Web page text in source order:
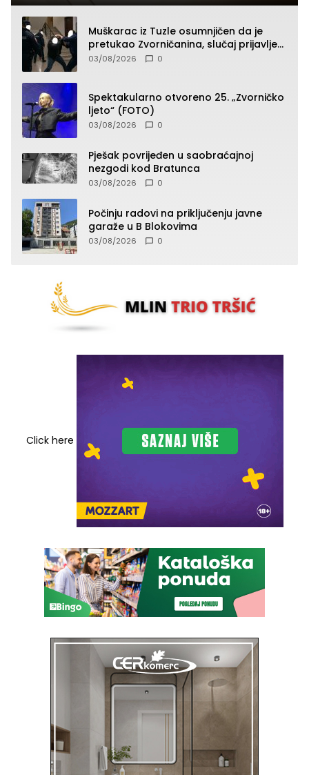
Muškarac iz Tuzle osumnjičen da je
pretukao Zvorničanina, slučaj prijavljen
tužilaštvu
03/08/2026 0
Spektakularno otvoreno 25. „Zvorničko
ljeto“ (FOTO)
03/08/2026 0
Pješak povrijeđen u saobraćajnoj
nezgodi kod Bratunca
03/08/2026 0
Počinju radovi na priključenju javne
garaže u B Blokovima
03/08/2026 0
Click here